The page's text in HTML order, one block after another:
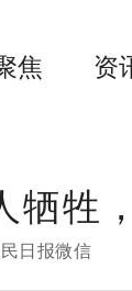
焦 资
牺牲
日报微信